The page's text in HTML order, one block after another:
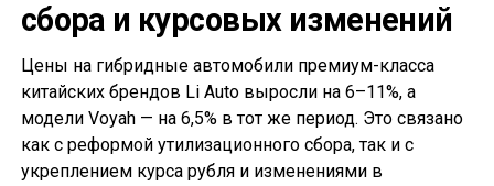
сбора и курсовых изменений
Цены на гибридные автомобили премиум-класса
китайских брендов Li Auto выросли на 6–11%, а
модели Voyah — на 6,5% в тот же период. Это связано
как с реформой утилизационного сбора, так и с
укреплением курса рубля и изменениями в